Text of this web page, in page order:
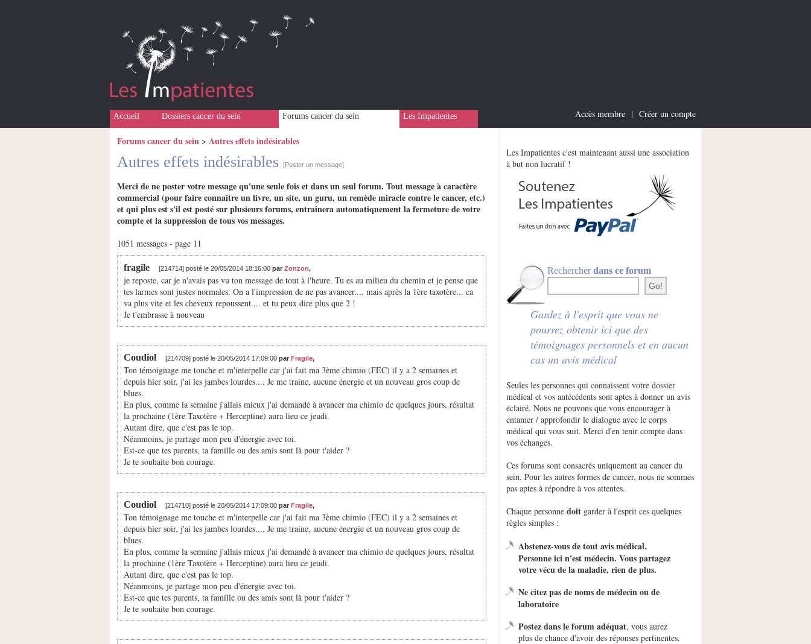
Accueil Dossiers cancer du sein Forums cancer du sein Les Impatientes Accès membre | Créer un compte
Forums cancer du sein > Autres effets indésirables
Autres effets indésirables [Poster un message]
Merci de ne poster votre message qu'une seule fois et dans un seul forum. Tout message à caractère
commercial (pour faire connaître un livre, un site, un guru, un remède miracle contre le cancer, etc.)
et qui plus est s'il est posté sur plusieurs forums, entraînera automatiquement la fermeture de votre
compte et la suppression de tous vos messages.
1051 messages - page 11
fragile [214714] posté le 20/05/2014 18:16:00 par Zonzon,
je reposte, car je n'avais pas vu ton message de tout à l'heure. Tu es au milieu du chemin et je pense que
tes larmes sont justes normales. On a l'impression de ne pas avancer.... mais après la 1ère taxotère... ca
va plus vite et les cheveux repoussent.... et tu peux dire plus que 2 !
Je t'embrasse à nouveau
Coudiol [214709] posté le 20/05/2014 17:09:00 par Fragile,
Ton témoignage me touche et m'interpelle car j'ai fait ma 3ème chimio (FEC) il y a 2 semaines et
depuis hier soir, j'ai les jambes lourdes.... Je me traine, aucune énergie et un nouveau gros coup de
blues.
En plus, comme la semaine j'allais mieux j'ai demandé à avancer ma chimio de quelques jours, résultat
la prochaine (1ère Taxotère + Herceptine) aura lieu ce jeudi.
Autant dire, que c'est pas le top.
Néanmoins, je partage mon peu d'énergie avec toi.
Est-ce que tes parents, ta famille ou des amis sont là pour t'aider ?
Je te souhaite bon courage.
Coudiol [214710] posté le 20/05/2014 17:09:00 par Fragile,
Ton témoignage me touche et m'interpelle car j'ai fait ma 3ème chimio (FEC) il y a 2 semaines et
depuis hier soir, j'ai les jambes lourdes.... Je me traine, aucune énergie et un nouveau gros coup de
blues.
En plus, comme la semaine j'allais mieux j'ai demandé à avancer ma chimio de quelques jours, résultat
la prochaine (1ère Taxotère + Herceptine) aura lieu ce jeudi.
Autant dire, que c'est pas le top.
Néanmoins, je partage mon peu d'énergie avec toi.
Est-ce que tes parents, ta famille ou des amis sont là pour t'aider ?
Je te souhaite bon courage.
Les Impatientes c'est maintenant aussi une association
à but non lucratif !
Rechercherdans ce forum
Gardez à l'esprit que vous ne
pourrez obtenir ici que des
témoignages personnels et en aucun
cas un avis médical
Seules les personnes qui connaissent votre dossier
médical et vos antécédents sont aptes à donner un avis
éclairé. Nous ne pouvons que vous encourager à
entamer / approfondir le dialogue avec le corps
médical qui vous suit. Merci d'en tenir compte dans
vos échanges.
Ces forums sont consacrés uniquement au cancer du
sein. Pour les autres formes de cancer, nous ne sommes
pas aptes à répondre à vos attentes.
Chaque personne doit garder à l'esprit ces quelques
règles simples :
Abstenez-vous de tout avis médical.
Personne ici n'est médecin. Vous partagez
votre vécu de la maladie, rien de plus.
Ne citez pas de noms de médecin ou de
laboratoire
Postez dans le forum adéquat, vous aurez
plus de chance d'avoir des réponses pertinentes.